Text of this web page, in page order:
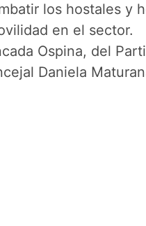
los hostales y
en el sector.
Ospina, del
Daniela